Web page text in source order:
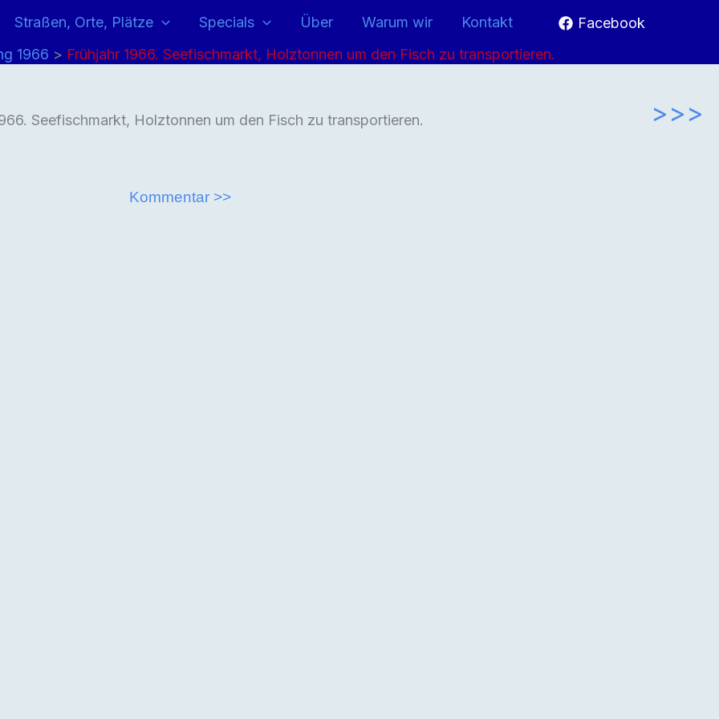
Straßen, Orte, Plätze Specials Über Warum wir Kontakt
Facebook
1966 Frühjahr 1966. Seefischmarkt, Holztonnen um den Fisch zu transportieren.
Seefischmarkt, Holztonnen um den Fisch zu transportieren. >>>
Kommentar >>